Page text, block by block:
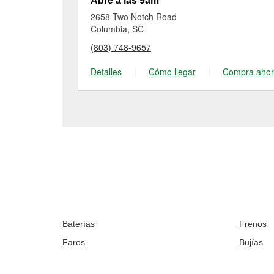
2658 Two Notch Road
Columbia, SC
(803) 748-9657
Detalles
| Cómo llegar | Compra
Baterías
Frenos
Faros
Bujías